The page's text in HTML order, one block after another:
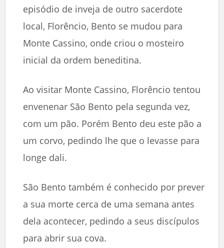
episódio de inveja de outro sacerdote
local, Florêncio, Bento se mudou para
Monte Cassino, onde criou o mosteiro
inicial da ordem beneditina.
Ao visitar Monte Cassino, Florêncio tentou
envenenar São Bento pela segunda vez,
com um pão. Porém Bento deu este pão a
um corvo, pedindo lhe que o levasse para
longe dali.
São Bento também é conhecido por prever
a sua morte cerca de uma semana antes
dela acontecer, pedindo a seus discípulos
para abrir sua cova.